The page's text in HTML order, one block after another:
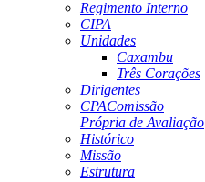
Regimento Interno
CIPA
Unidades
Caxambu
Três Corações
Dirigentes
CPAComissão
Própria de Avaliação
Histórico
Missão
Estrutura